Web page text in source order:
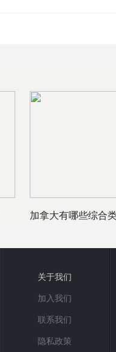
加拿大有哪些综合
关于我们
加入我们
联系我们
隐私政策